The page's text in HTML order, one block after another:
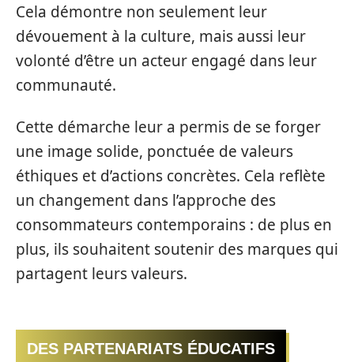
Cela démontre non seulement leur
dévouement à la culture, mais aussi leur
volonté d’être un acteur engagé dans leur
communauté.
Cette démarche leur a permis de se forger
une image solide, ponctuée de valeurs
éthiques et d’actions concrètes. Cela reflète
un changement dans l’approche des
consommateurs contemporains : de plus en
plus, ils souhaitent soutenir des marques qui
partagent leurs valeurs.
DES PARTENARIATS ÉDUCATIFS